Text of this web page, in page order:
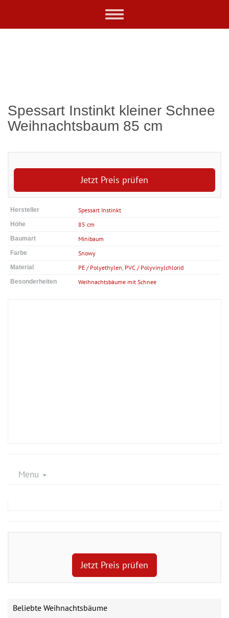
Toggle
Spessart Instinkt kleiner Schnee
Weihnachtsbaum 85 cm
Jetzt Preis prüfen
Hersteller Spessart Instinkt
Höhe 85 cm
Baumart Minibaum
Farbe Snowy
Material PE / Polyethylen PVC / Polyvinylchlorid
Besonderheiten Weihnachtsbäume mit Schnee
Menu
Jetzt Preis prüfen
Beliebte Weihnachtsbäume